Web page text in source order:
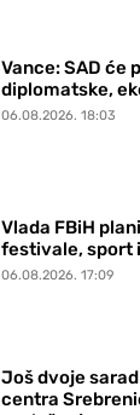
Vance: SAD će
diplomatske,
06.08.2026. 18:03
Vlada FBiH
festivale, sport
06.08.2026. 17:09
Još dvoje
centra